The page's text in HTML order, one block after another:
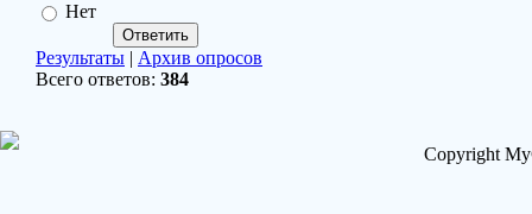
Нет
Результаты | Архив опросов
Всего ответов: 384
Copyright